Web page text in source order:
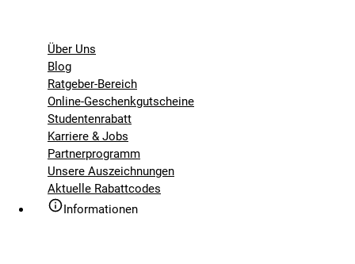
Über Uns
Blog
Ratgeber-Bereich
Online-Geschenkgutscheine
Studentenrabatt
Karriere & Jobs
Partnerprogramm
Unsere Auszeichnungen
Aktuelle Rabattcodes
Informationen